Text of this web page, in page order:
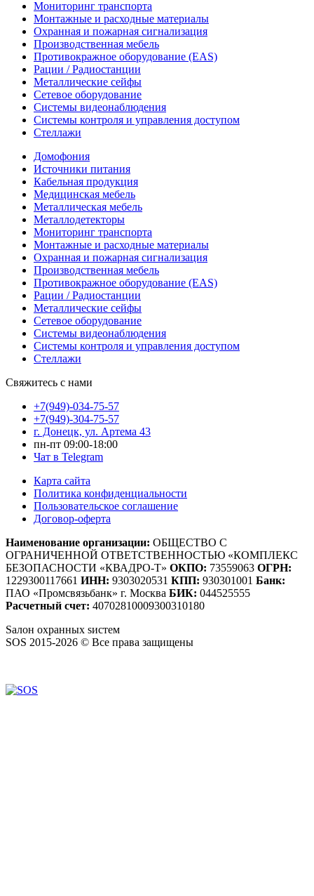
Мониторинг транспорта
Монтажные и расходные материалы
Охранная и пожарная сигнализация
Производственная мебель
Противокражное оборудование (EAS)
Рации / Радиостанции
Металлические сейфы
Сетевое оборудование
Системы видеонаблюдения
Системы контроля и управления доступом
Стеллажи
Домофония
Источники питания
Кабельная продукция
Медицинская мебель
Металлическая мебель
Металлодетекторы
Мониторинг транспорта
Монтажные и расходные материалы
Охранная и пожарная сигнализация
Производственная мебель
Противокражное оборудование (EAS)
Рации / Радиостанции
Металлические сейфы
Сетевое оборудование
Системы видеонаблюдения
Системы контроля и управления доступом
Стеллажи
Свяжитесь с нами
+7(949)-034-75-57
+7(949)-304-75-57
г. Донецк, ул. Артема 43
пн-пт 09:00-18:00
Чат в Telegram
Карта сайта
Политика конфиденциальности
Пользовательское соглашение
Договор-оферта
Наименование организации: ОБЩЕСТВО С
ОГРАНИЧЕННОЙ ОТВЕТСТВЕННОСТЬЮ «КОМПЛЕКС
БЕЗОПАСНОСТИ «КВАДРО-Т» ОКПО: 73559063 ОГРН:
1229300117661 ИНН: 9303020531 КПП: 930301001 Банк:
ПАО «Промсвязьбанк» г. Москва БИК: 044525555
Расчетный счет: 40702810009300310180
Sалон охранных sистем
SOS 2015-2026 © Все права защищены